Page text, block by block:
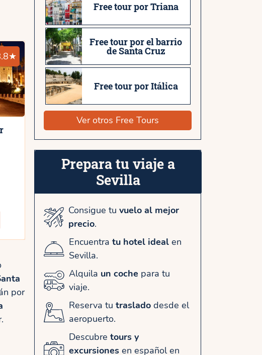
por
Free tour por Triana
Free tour por el barrio
de Santa Cruz
Free tour por Itálica
Ver otros Free Tours
Prepara tu viaje a
Sevilla
Consigue tu vuelo al mejor
precio.
Encuentratu hotel ideal en
Sevilla.
Alquila un coche para tu
viaje.
Reserva tu trasladodesde el
aeropuerto.
Descubretours y
excursiones en español en